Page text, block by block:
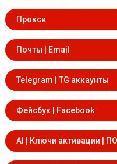
Прокси
Почты | Email
Telegram | TG аккаунты
Фейсбук | Facebook
AI | Ключи активации | ПО